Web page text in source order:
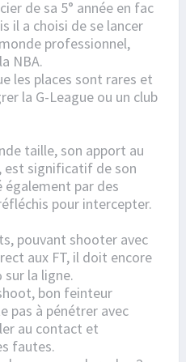
de sa 5° année en fac
il a choisi de se lancer
professionnel,
NBA.
les places sont rares et
la G-League ou un club
taille, son apport au
significatif de son
par des
pour intercepter.
pouvant shooter avec
aux FT, il doit encore
la ligne.
bon feinteur
pas à pénétrer avec
au contact et
fautes.